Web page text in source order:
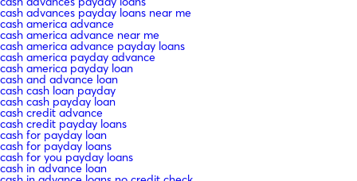
cash advances payday loans near me
cash america advance
cash america advance near me
cash america advance payday loans
cash america payday advance
cash america payday loan
cash and advance loan
cash cash loan payday
cash cash payday loan
cash credit advance
cash credit payday loans
cash for payday loan
cash for payday loans
cash for you payday loans
cash in advance loan